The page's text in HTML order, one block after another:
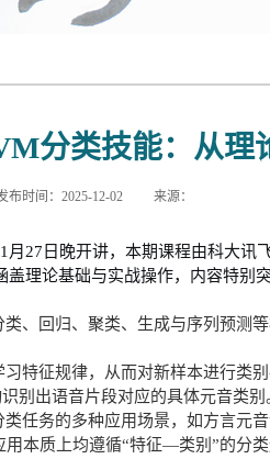
分类技能：从理
布时间：2025-12-02 来源：
月 27 日晚开讲，本期课程由科大讯
理论基础与实战操作，内容特别突
、回归、聚类、生成与序列预测
特征规律，从而对新样本进行类
别出语音片段对应的具体元音类别
任务的多种应用场景，如方言元
用本质上均遵循“特征—类别”的分类